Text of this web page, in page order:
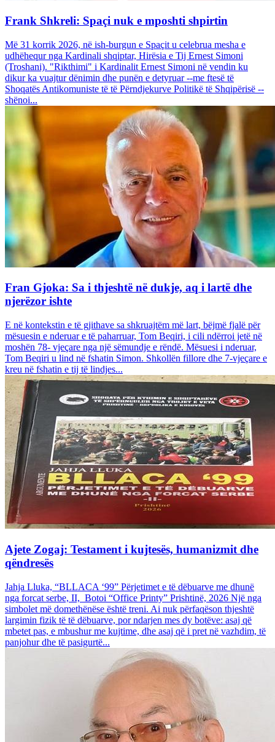
Frank Shkreli: Spaçi nuk e mposhti shpirtin
Më 31 korrik 2026, në ish-burgun e Spaçit u celebrua mesha e
udhëhequr nga Kardinali shqiptar, Hirësia e Tij Ernest Simoni
(Troshani). "Rikthimi" i Kardinalit Ernest Simoni në vendin ku
dikur ka vuajtur dënimin dhe punën e detyruar --me ftesë të
Shoqatës Antikomuniste të të Përndjekurve Politikë të Shqipërisë --
shënoi...
Fran Gjoka: Sa i thjeshtë në dukje, aq i lartë dhe
njerëzor ishte
E në kontekstin e të gjithave sa shkruajtëm më lart, bëjmë fjalë për
mësuesin e nderuar e të paharruar, Tom Beqiri, i cili ndërroi jetë në
moshën 78- vjeçare nga një sëmundje e rëndë. Mësuesi i nderuar,
Tom Beqiri u lind në fshatin Simon. Shkollën fillore dhe 7-vjeçare e
kreu në fshatin e tij të lindjes...
Ajete Zogaj: Testament i kujtesës, humanizmit dhe
qëndresës
Jahja Lluka, “BLLACA ‘99” Përjetimet e të dëbuarve me dhunë
nga forcat serbe, II, Botoi “Office Printy” Prishtinë, 2026 Një nga
simbolet më domethënëse është treni. Ai nuk përfaqëson thjeshtë
largimin fizik të të dëbuarve, por ndarjen mes dy botëve: asaj që
mbetet pas, e mbushur me kujtime, dhe asaj që i pret në vazhdim, të
panjohur dhe të pasigurtë...